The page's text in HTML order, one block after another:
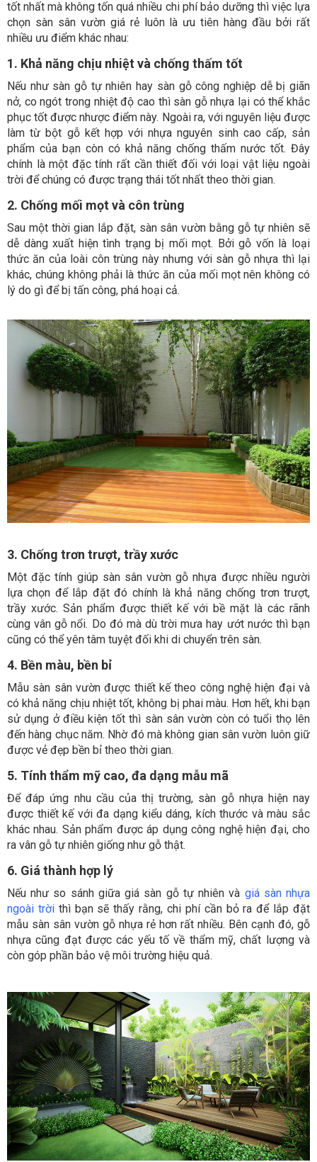
tốt nhất mà không tốn quá nhiều chi phí bảo dưỡng thì việc lựa
chọn sàn sân vườn giá rẻ luôn là ưu tiên hàng đầu bởi rất
nhiều ưu điểm khác nhau:
1. Khả năng chịu nhiệt và chống thấm tốt
Nếu như sàn gỗ tự nhiên hay sàn gỗ công nghiệp dễ bị giãn
nở, co ngót trong nhiệt độ cao thì sàn gỗ nhựa lại có thể khắc
phục tốt được nhược điểm này. Ngoài ra, với nguyên liệu được
làm từ bột gỗ kết hợp với nhựa nguyên sinh cao cấp, sản
phẩm của bạn còn có khả năng chống thấm nước tốt. Đây
chính là một đặc tính rất cần thiết đối với loại vật liệu ngoài
trời để chúng có được trạng thái tốt nhất theo thời gian.
2. Chống mối mọt và côn trùng
Sau một thời gian lắp đặt, sàn sân vườn bằng gỗ tự nhiên sẽ
dễ dàng xuất hiện tình trạng bị mối mọt. Bởi gỗ vốn là loại
thức ăn của loài côn trùng này nhưng với sàn gỗ nhựa thì lại
khác, chúng không phải là thức ăn của mối mọt nên không có
lý do gì để bị tấn công, phá hoại cả.
3. Chống trơn trượt, trầy xước
Một đặc tính giúp sàn sân vườn gỗ nhựa được nhiều người
lựa chọn để lắp đặt đó chính là khả năng chống trơn trượt,
trầy xước. Sản phẩm được thiết kế với bề mặt là các rãnh
cùng vân gỗ nổi. Do đó mà dù trời mưa hay ướt nước thì bạn
cũng có thể yên tâm tuyệt đối khi di chuyển trên sàn.
4. Bền màu, bền bỉ
Mẫu sàn sân vườn được thiết kế theo công nghệ hiện đại và
có khả năng chịu nhiệt tốt, không bị phai màu. Hơn hết, khi bạn
sử dụng ở điều kiện tốt thì sàn sân vườn còn có tuổi thọ lên
đến hàng chục năm. Nhờ đó mà không gian sân vườn luôn giữ
được vẻ đẹp bền bỉ theo thời gian.
5. Tính thẩm mỹ cao, đa dạng mẫu mã
Để đáp ứng nhu cầu của thị trường, sàn gỗ nhựa hiện nay
được thiết kế với đa dạng kiểu dáng, kích thước và màu sắc
khác nhau. Sản phẩm được áp dụng công nghệ hiện đại, cho
ra vân gỗ tự nhiên giống như gỗ thật.
6. Giá thành hợp lý
Nếu như so sánh giữa giá sàn gỗ tự nhiên và giá sàn nhựa
ngoài trờithì bạn sẽ thấy rằng, chi phí cần bỏ ra để lắp đặt
mẫu sàn sân vườn gỗ nhựa rẻ hơn rất nhiều. Bên cạnh đó, gỗ
nhựa cũng đạt được các yếu tố về thẩm mỹ, chất lượng và
còn góp phần bảo vệ môi trường hiệu quả.